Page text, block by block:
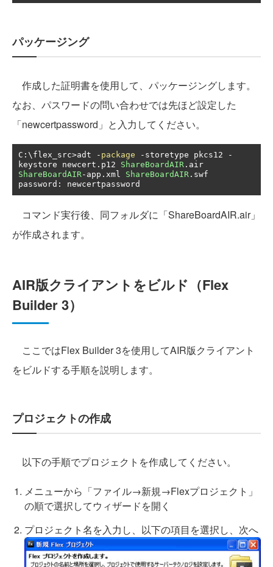
パッケージング
作成した証明書を使用して、パッケージングします。
なお、パスワードの問い合わせでは先ほど設定した
「newcertpassword」と入力してください。
C : \flex_src>adt - package - storetype pkcs12
-
keystore newcert . p12 ShareBoardAIR .
ShareBoardAIR- app . xml ShareBoardAIR . swf
password : newcertpassword
コマンド実行後、同フォルダに「ShareBoardAIR.air」
が作成されます。
AIR版クライアントをビルド（Flex
Builder 3）
ここではFlex Builder 3を使用してAIR版クライアント
をビルドする手順を説明します。
プロジェクトの作成
以下の手順でプロジェクトを作成してください。
メニューから「ファイル→新規→Flexプロジェクト」
の順で選択してウィザードを開く
プロジェクト名を入力し、以下の項目を選択し、次へ